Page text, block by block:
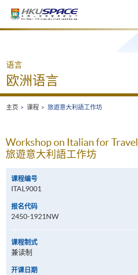
Main
语言
欧洲语言
主页 课程 旅遊意大利語工作坊
Workshop on Italian for Travel
旅遊意大利語工作坊
课程编号
ITAL9001
报名代码
2450-1921NW
课程制式
兼读制
开课日期